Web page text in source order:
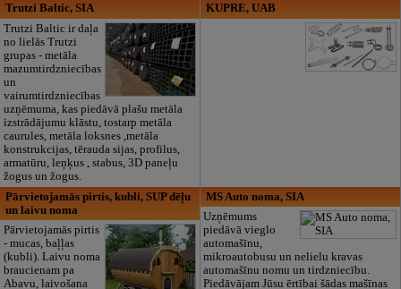
Trutzi Baltic, SIA
Trutzi Baltic ir daļa
no lielās Trutzi
grupas - metāla
mazumtirdzniecības
un
vairumtirdzniecības
uzņēmuma, kas piedāvā plašu metāla
izstrādājumu klāstu, tostarp metāla
caurules, metāla loksnes ,metāla
konstrukcijas, tērauda sijas, profilus,
armatūru, leņķus , stabus, 3D paneļu
žogus un žogus.
KUPRE, UAB
Pārvietojamās pirtis, kubli, SUP dēļu
un laivu noma
Pārvietojamās pirtis
- mucas, baļļas
(kubli). Laivu noma
braucienam pa
Abavu, laivošana
MS Auto noma, SIA
Uzņēmums
piedāvā vieglo
automašīnu,
mikroautobusu un nelielu kravas
automašīnu nomu un tirdzniecību.
Piedāvājam Jūsu ērtībai šādas mašīnas